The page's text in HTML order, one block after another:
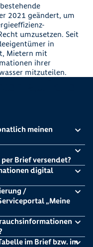
2021 geändert, um
umzusetzen. Seit
in
Mietern mit
ihrer
mitzuteilen.
meinen
Brief versendet?
digital
/
„Meine
im Brief bzw. im